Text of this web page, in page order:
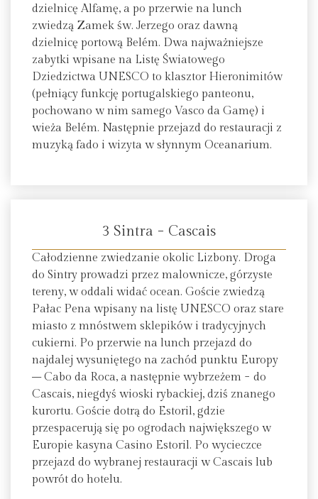
dzielnicę Alfamę, a po przerwie na lunch
zwiedzą Zamek św. Jerzego oraz dawną
dzielnicę portową Belém. Dwa najważniejsze
zabytki wpisane na Listę Światowego
Dziedzictwa UNESCO to klasztor Hieronimitów
(pełniący funkcję portugalskiego panteonu,
pochowano w nim samego Vasco da Gamę) i
wieża Belém. Następnie przejazd do restauracji z
muzyką fado i wizyta w słynnym Oceanarium.
3 Sintra − Cascais
Całodzienne zwiedzanie okolic Lizbony. Droga
do Sintry prowadzi przez malownicze, górzyste
tereny, w oddali widać ocean. Goście zwiedzą
Pałac Pena wpisany na listę UNESCO oraz stare
miasto z mnóstwem sklepików i tradycyjnych
cukierni. Po przerwie na lunch przejazd do
najdalej wysuniętego na zachód punktu Europy
– Cabo da Roca, a następnie wybrzeżem − do
Cascais, niegdyś wioski rybackiej, dziś znanego
kurortu. Goście dotrą do Estoril, gdzie
przespacerują się po ogrodach największego w
Europie kasyna Casino Estoril. Po wycieczce
przejazd do wybranej restauracji w Cascais lub
powrót do hotelu.